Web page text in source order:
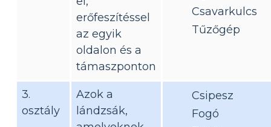
erőfeszítéssel
az egyik
oldalon és a
támaszponton
Csavarkulcs
Tűzőgép
3.
osztály
Azok a
lándzsák,
Csipesz
Fogó